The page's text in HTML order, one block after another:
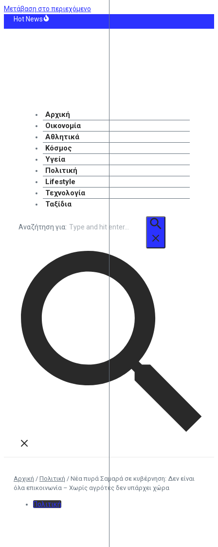
Μετάβαση στο περιεχόμενο
Hot News
Αρχική
Οικονομία
Αθλητικά
Κόσμος
Υγεία
Πολιτική
Lifestyle
Τεχνολογία
Ταξίδια
Αναζήτηση για:
Αρχική / Πολιτική / Νέα πυρά Σαμαρά σε κυβέρνηση: Δεν είναι
όλα επικοινωνία – Χωρίς αγρότες δεν υπάρχει χώρα
Πολιτική